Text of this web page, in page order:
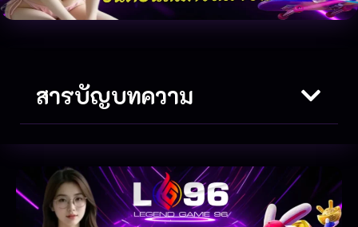
สารบัญบทความ